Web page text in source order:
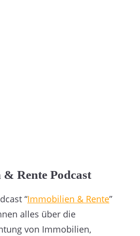
Rente Podcast
“Immobilien & Rente”
alles über die
von Immobilien,